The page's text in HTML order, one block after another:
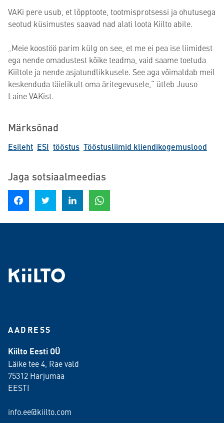
VAKi pere usub, et lõpptoote, tootmisprotsessi ja ohutusega
seotud küsimustes saavad nad alati loota Kiilto abile.
„Meie koostöö parim külg on see, et me ei pea ise liimidest
ega nende omadustest kõike teadma, vaid saame toetuda
Kiiltole ja nende asjatundlikkusele. See aga võimaldab meil
keskenduda täielikult oma äritegevusele,“ ütleb Juuso
Laine VAKist.
Märksõnad
Esileht ESI tööstus Tööstusliimid kliendikogemuslood
Jaga sotsiaalmeedias
Jaga FacebookisJagage Twitteris Jaga LinkedInis
AADRESS
Kiilto Eesti OÜ
Läike tee 4, Rae vald
75312 Harjumaa
EESTI
info.ee@kiilto.com